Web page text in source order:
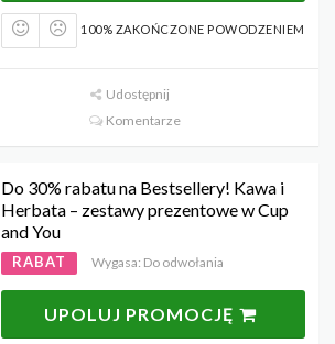
100% ZAKOŃCZONE POWODZENIEM
Udostępnij
Komentarze
Do 30% rabatu na Bestsellery! Kawa i
Herbata – zestawy prezentowe w Cup
and You
RABAT Wygasa: Do odwołania
UPOLUJ PROMOCJĘ